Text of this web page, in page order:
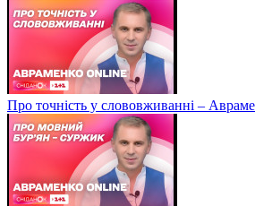
Про точність у слововживанні –